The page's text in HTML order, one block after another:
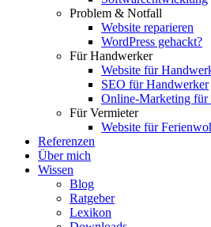
Problem & Notfall
Website reparieren
WordPress gehackt?
Für Handwerker
Website für
SEO für Handwerker
Online-Marketing für
Für Vermieter
Website für
Referenzen
Über mich
Wissen
Blog
Ratgeber
Lexikon